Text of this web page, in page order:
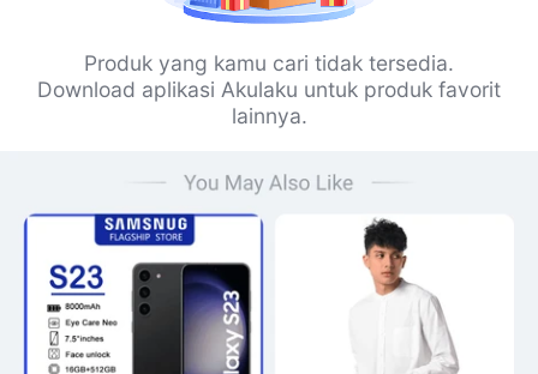
Produk yang kamu cari tidak tersedia.
Download aplikasi Akulaku untuk produk favorit
lainnya.